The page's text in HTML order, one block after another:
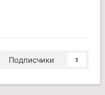
Подписчики 1